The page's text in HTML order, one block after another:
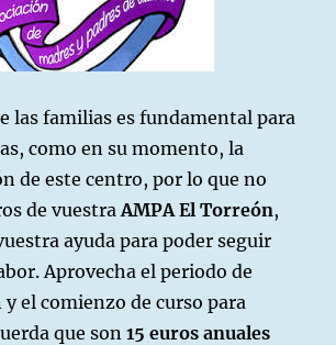
las familias es fundamental para
como en su momento, la
de este centro, por lo que no
de vuestraAMPA El Torreón,
ayuda para poder seguir
Aprovecha el periodo de
el comienzo de curso para
que son15 euros anuales